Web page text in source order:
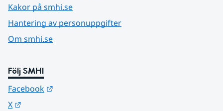
Kakor på smhi.se
Hantering av personuppgifter
Om smhi.se
Följ SMHI
Facebook
X